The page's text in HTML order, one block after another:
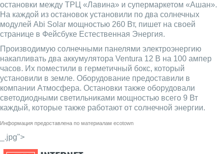
остановки между ТРЦ «Лавина» и супермаркетом «Ашан».
На каждой из остановок установили по два солнечных
модулей Abi Solar мощностью 260 Вт, пишет на своей
странице в Фейсбуке Естественная Энергия.
Производимую солнечными панелями электроэнергию
накапливать два аккумулятора Ventura 12 В на 100 ампер
часов. Их поместили в герметичный бокс, который
установили в земле. Оборудование предоставили в
компании Атмосфера. Остановки также оборудовали
светодиодными светильниками мощностью всего 9 Вт
каждый, которые также работают от солнечной энергии.
Информация предоставлена по материалам ecotown
_.jpg">